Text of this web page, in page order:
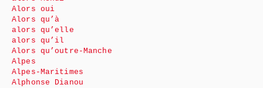
Alors oui
Alors qu’à
alors qu’elle
alors qu’il
Alors qu’outre-Manche
Alpes
Alpes-Maritimes
Alphonse Dianou